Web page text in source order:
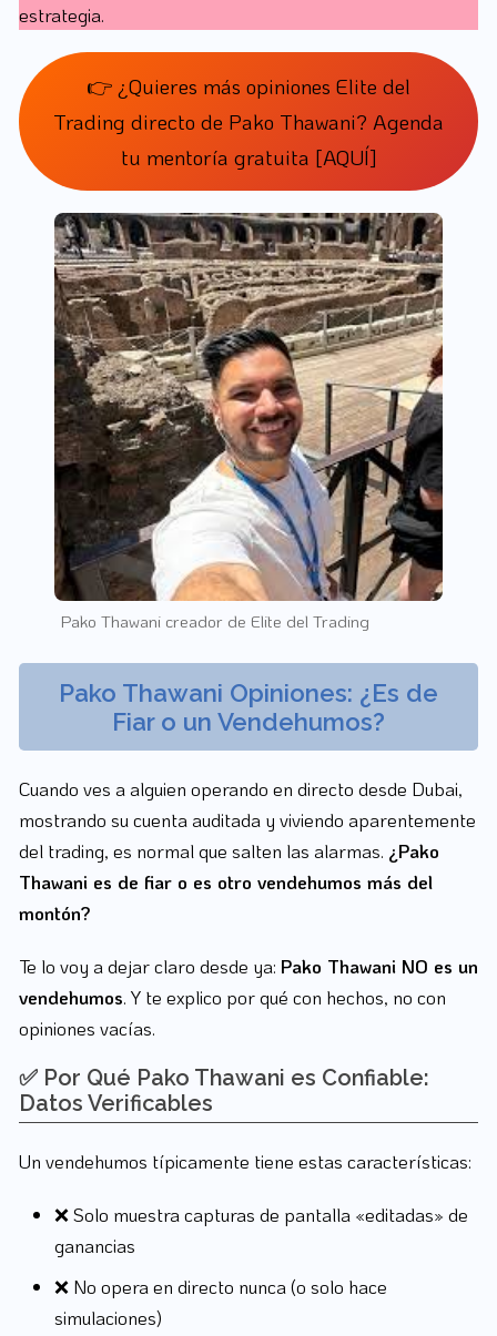
estrategia.
👉 ¿Quieres más opiniones Elite del
Trading directo de Pako Thawani? Agenda
tu mentoría gratuita [AQUÍ]
Pako Thawani creador de Elite del Trading
Pako Thawani Opiniones: ¿Es de
Fiar o un Vendehumos?
Cuando ves a alguien operando en directo desde Dubai,
mostrando su cuenta auditada y viviendo aparentemente
del trading, es normal que salten las alarmas. ¿Pako
Thawani es de fiar o es otro vendehumos más del
montón?
Te lo voy a dejar claro desde ya: Pako Thawani NO es un
vendehumos. Y te explico por qué con hechos, no con
opiniones vacías.
✅ Por Qué Pako Thawani es Confiable:
Datos Verificables
Un vendehumos típicamente tiene estas características:
❌ Solo muestra capturas de pantalla «editadas» de
ganancias
❌ No opera en directo nunca (o solo hace
simulaciones)